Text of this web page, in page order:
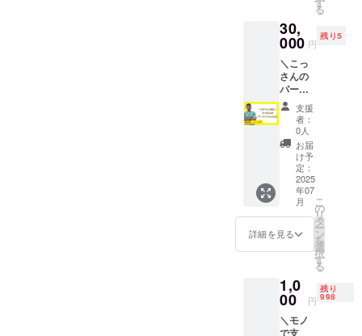
の連絡
をさせ
ていた
だきま
す。
効期
限：
2025年
7月～
2026年
6月 内
容： 有
効期限
中のお
好きな
１ヶ月
間通い
放題で
きま
す。 ※
プロ
ジェク
り日程
調整の
連絡を
させて
る
30,
000 円
残り5
＼こっ
さんの
パーソ
ナル
レッス
ン！／
USIC代
表小杉
啓介に
よる、
パーソ
ナル
レッス
ン（９
０分）
を受け
す。 有
効期
限：
2025年
支援
者：
0人
お届
け予
定：
2025
年07
月
詳細を見る
こ
の
リ
タ
ー
ン
を
選
択
す
る
1,0
00 円
残り
998
＼モノ
で支